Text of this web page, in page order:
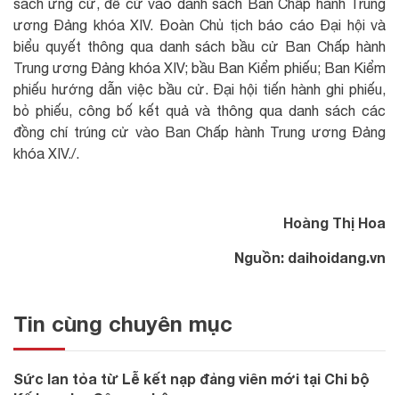
sách ứng cử, đề cử vào danh sách Ban Chấp hành Trung
ương Đảng khóa XIV. Đoàn Chủ tịch báo cáo Đại hội và
biểu quyết thông qua danh sách bầu cử Ban Chấp hành
Trung ương Đảng khóa XIV; bầu Ban Kiểm phiếu; Ban Kiểm
phiếu hướng dẫn việc bầu cử. Đại hội tiến hành ghi phiếu,
bỏ phiếu, công bố kết quả và thông qua danh sách các
đồng chí trúng cử vào Ban Chấp hành Trung ương Đảng
khóa XIV./.
Hoàng Thị Hoa
Nguồn: daihoidang.vn
Tin cùng chuyên mục
Sức lan tỏa từ Lễ kết nạp đảng viên mới tại Chi bộ